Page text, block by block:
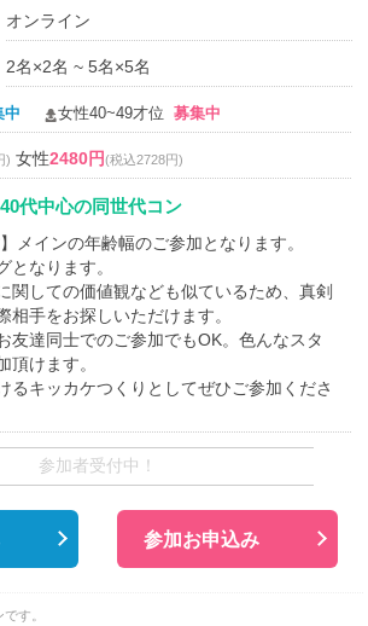
オンライン
2名×2名 ~ 5名×5名
女性40~49才位 募集中
) 女性2480円(税込2728円)
40代中心の同世代コン
メインの年齢幅のご参加となります。
となります。
関しての価値観なども似ているため、真剣
相手をお探しいただけます。
友達同士でのご参加でもOK。色んなスタ
頂けます。
るキッカケつくりとしてぜひご参加くださ
参加者受付中！
参加お申込み
す。